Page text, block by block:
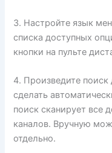
3. Настройте язык
списка доступных
кнопки на пульте
4. Произведите
сделать
поиск сканирует все
каналов. Вручную
отдельно.